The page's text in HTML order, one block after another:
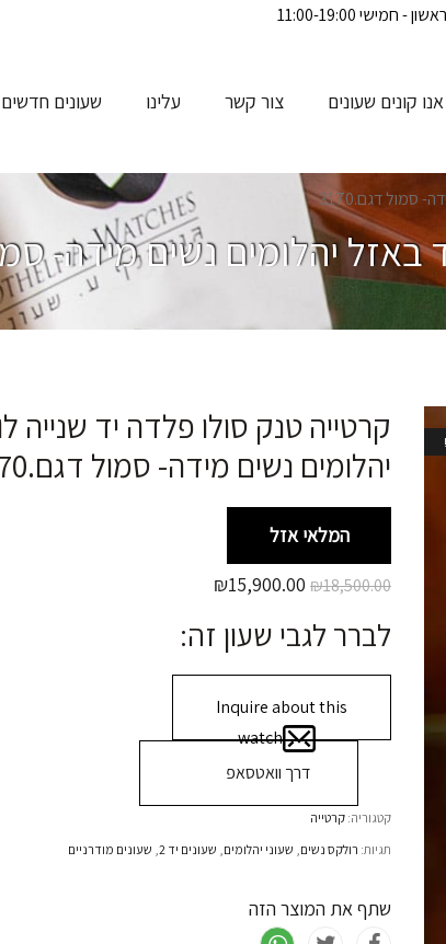
אנו קונים שעונים צור קשר עלינו שעונים
יהלומים נשים מידה- סמול
סמול דגם.3170
קרטייה טנק סולו פלדה יד שנייה
יהלומים נשים מידה- סמול דגם.3170
המלאי אזל
₪18,500.00
₪15,900.00
לברר לגבי שעון זה:
Inquire about this
watch
דרך וואטסאפ
קטגוריה: קרטייה
תגיות: רולקס נשים, שעוני יהלומים, שעונים יד 2 , שעונים מודרניים
שתף את המוצר הזה